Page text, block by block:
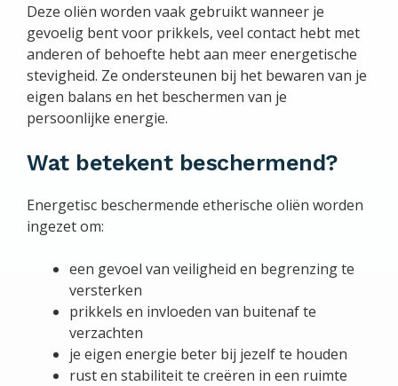
Deze oliën worden vaak gebruikt wanneer je
gevoelig bent voor prikkels, veel contact hebt met
anderen of behoefte hebt aan meer energetische
stevigheid. Ze ondersteunen bij het bewaren van je
eigen balans en het beschermen van je
persoonlijke energie.
Wat betekent beschermend?
Energetisc beschermende etherische oliën worden
ingezet om:
een gevoel van veiligheid en begrenzing te
versterken
prikkels en invloeden van buitenaf te
verzachten
je eigen energie beter bij jezelf te houden
rust en stabiliteit te creëren in een ruimte